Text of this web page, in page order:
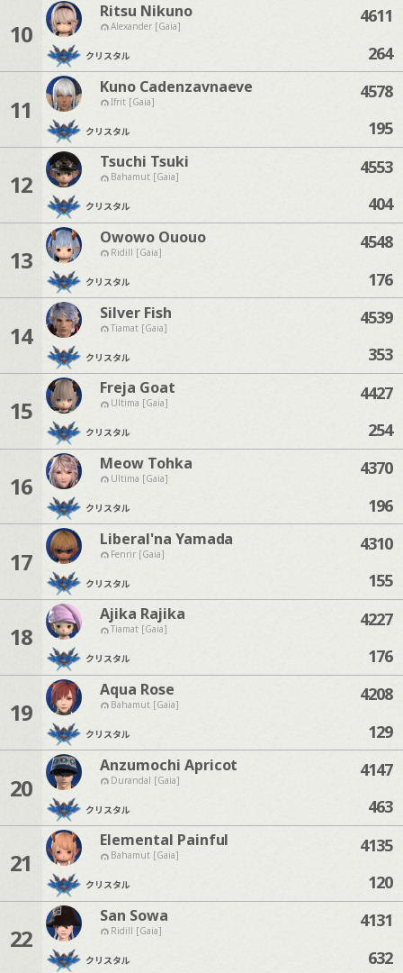
10
Ritsu Nikuno
Alexander [Gaia]
クリスタル
4611
264
11
Kuno Cadenzavnaeve
Ifrit [Gaia]
クリスタル
4578
195
12
Tsuchi Tsuki
Bahamut [Gaia]
クリスタル
4553
404
13
Owowo Ououo
Ridill [Gaia]
クリスタル
4548
176
14
Silver Fish
Tiamat [Gaia]
クリスタル
4539
353
15
Freja Goat
Ultima [Gaia]
クリスタル
4427
254
16
Meow Tohka
Ultima [Gaia]
クリスタル
4370
196
17
Liberal'na Yamada
Fenrir [Gaia]
クリスタル
4310
155
18
Ajika Rajika
Tiamat [Gaia]
クリスタル
4227
176
19
Aqua Rose
Bahamut [Gaia]
クリスタル
4208
129
20
Anzumochi Apricot
Durandal [Gaia]
クリスタル
4147
463
21
Elemental Painful
Bahamut [Gaia]
クリスタル
4135
120
22
San Sowa
Ridill [Gaia]
クリスタル
4131
632